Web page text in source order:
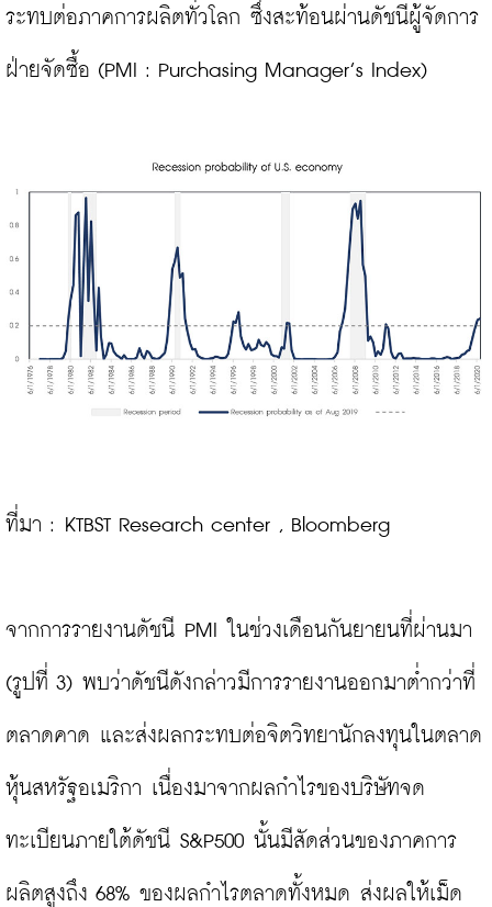
ระทบต่อภาคการผลิตทั่วโลก ซึ่งสะท้อนผ่านดัชนีผู้จัดการ
ฝ่ายจัดซื้อ (PMI : Purchasing Manager’s Index)
ที่มา : KTBST Research center , Bloomberg
จากการรายงานดัชนี PMI ในช่วงเดือนกันยายนที่ผ่านมา
(รูปที่ 3) พบว่าดัชนีดังกล่าวมีการรายงานออกมาต่ำกว่าที่
ตลาดคาด และส่งผลกระทบต่อจิตวิทยานักลงทุนในตลาด
หุ้นสหรัฐอเมริกา เนื่องมาจากผลกำไรของบริษัทจด
ทะเบียนภายใต้ดัชนี S&P500 นั้นมีสัดส่วนของภาคการ
ผลิตสูงถึง 68% ของผลกำไรตลาดทั้งหมด ส่งผลให้เม็ด